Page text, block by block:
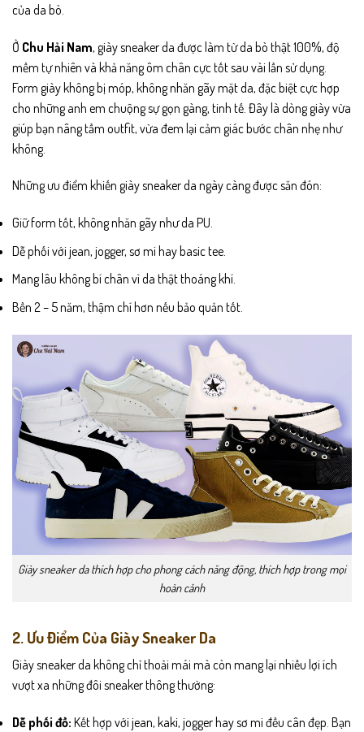
của da bò.
Ở Chu Hải Nam, giày sneaker da được làm từ da bò thật 100%, độ
mềm tự nhiên và khả năng ôm chân cực tốt sau vài lần sử dụng.
Form giày không bị móp, không nhăn gãy mặt da, đặc biệt cực hợp
cho những anh em chuộng sự gọn gàng, tinh tế. Đây là dòng giày vừa
giúp bạn nâng tầm outfit, vừa đem lại cảm giác bước chân nhẹ như
không.
Những ưu điểm khiến giày sneaker da ngày càng được săn đón:
Giữ form tốt, không nhăn gãy như da PU.
Dễ phối với jean, jogger, sơ mi hay basic tee.
Mang lâu không bí chân vì da thật thoáng khí.
Bền 2 – 5 năm, thậm chí hơn nếu bảo quản tốt.
Giày sneaker da thích hợp cho phong cách năng động, thích hợp trong mọi
hoàn cảnh
2. Ưu Điểm Của Giày Sneaker Da
Giày sneaker da không chỉ thoải mái mà còn mang lại nhiều lợi ích
vượt xa những đôi sneaker thông thường:
Dễ phối đồ: Kết hợp với jean, kaki, jogger hay sơ mi đều cân đẹp. Bạn